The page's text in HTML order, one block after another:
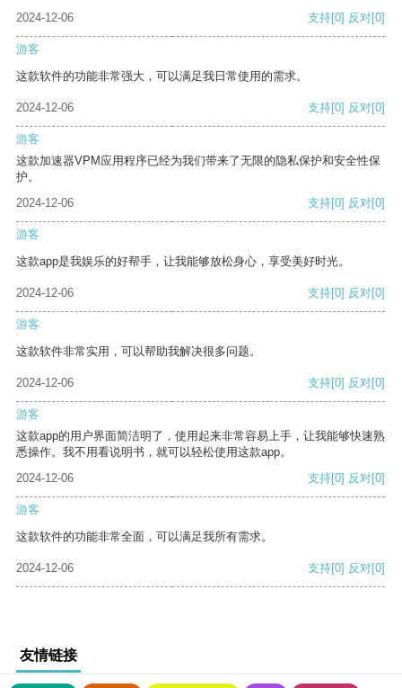
2024-12-06
支持[0] 反对[0]
游客
这款软件的功能非常强大，可以满足我日常使用的需求。
2024-12-06 支持[0] 反对[0]
游客
这款加速器VPM应用程序已经为我们带来了无限的隐私保护和安全性保
护。
2024-12-06
支持[0] 反对[0]
游客
这款app是我娱乐的好帮手，让我能够放松身心，享受美好时光。
2024-12-06 支持[0] 反对[0]
游客
这款软件非常实用，可以帮助我解决很多问题。
2024-12-06 支持[0] 反对[0]
游客
这款app的用户界面简洁明了，使用起来非常容易上手，让我能够快速熟
悉操作。我不用看说明书，就可以轻松使用这款app。
2024-12-06
支持[0] 反对[0]
游客
这款软件的功能非常全面，可以满足我所有需求。
2024-12-06 支持[0] 反对[0]
友情链接